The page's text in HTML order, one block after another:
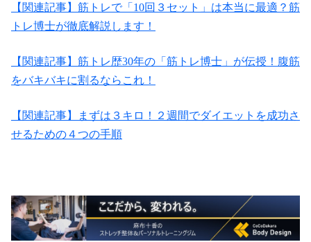
【関連記事】筋トレで「10回３セット」は本当に最適？筋
トレ博士が徹底解説します！
【関連記事】筋トレ歴30年の「筋トレ博士」が伝授！腹筋
をバキバキに割るならこれ！
【関連記事】まずは３キロ！２週間でダイエットを成功さ
せるための４つの手順